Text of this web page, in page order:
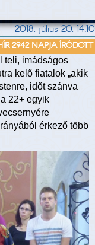
2018. július 20. 14:10
2942 NAPJA ÍRÓDOTT
teli, imádságos
kelő fiatalok „akik
időt szánva
22+ egyik
érkező több